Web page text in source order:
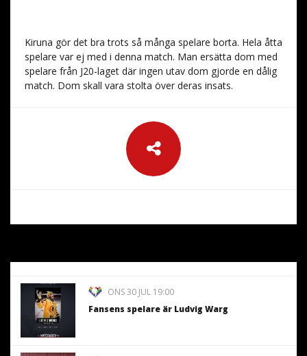
Kiruna gör det bra trots så många spelare borta. Hela åtta
spelare var ej med i denna match. Man ersätta dom med
spelare från J20-laget där ingen utav dom gjorde en dålig
match. Dom skall vara stolta över deras insats.
ONS 30 JUL 19:00
Fansens spelare är Ludvig Warg